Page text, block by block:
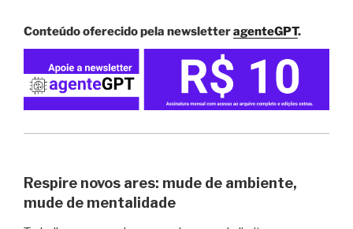
Conteúdo oferecido pela newsletteragenteGPT.
Respire novos ares: mude de ambiente,
mude de mentalidade